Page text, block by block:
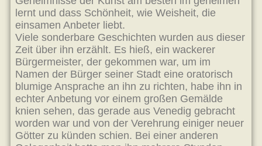
lernt und dass Schönheit, wie Weisheit, die
einsamen Anbeter liebt.
Viele sonderbare Geschichten wurden aus dieser
Zeit über ihn erzählt. Es hieß, ein wackerer
Bürgermeister, der gekommen war, um im
Namen der Bürger seiner Stadt eine oratorisch
blumige Ansprache an ihn zu richten, habe ihn in
echter Anbetung vor einem großen Gemälde
knien sehen, das gerade aus Venedig gebracht
worden war und von der Verehrung einiger neuer
Götter zu künden schien. Bei einer anderen